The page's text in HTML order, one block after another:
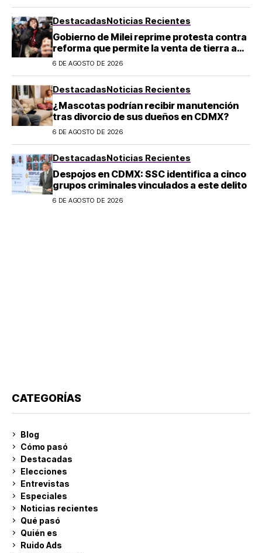
DestacadasNoticias Recientes
Gobierno de Milei reprime protesta contra
reforma que permite la venta de tierra a
extranjeros en Argentina
6 DE AGOSTO DE 2026
DestacadasNoticias Recientes
¿Mascotas podrían recibir manutención
tras divorcio de sus dueños en CDMX?
6 DE AGOSTO DE 2026
DestacadasNoticias Recientes
Despojos en CDMX: SSC identifica a cinco
grupos criminales vinculados a este delito
6 DE AGOSTO DE 2026
CATEGORÍAS
Blog
Cómo pasó
Destacadas
Elecciones
Entrevistas
Especiales
Noticias recientes
Qué pasó
Quién es
Ruido Ads